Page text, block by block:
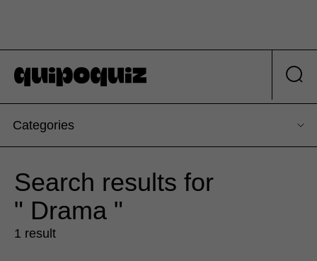
Categories
Search results for
" Drama "
1 result